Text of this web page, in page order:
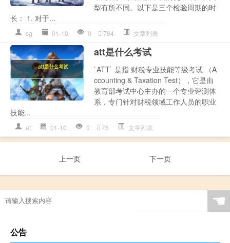
型有所不同。以下是三个检验周期的时
长： 1. 对于...
sg 01-10 0 784 文章列表
att是什么考试
`ATT` 是指 财税专业技能等级考试 （A
ccounting & Taxation Test），它是由
教育部考试中心主办的一个专业评测体
系，专门针对财税领域工作人员的职业
技能...
at 01-10 0 76 文章列表
上一页 下一页
☚
公告